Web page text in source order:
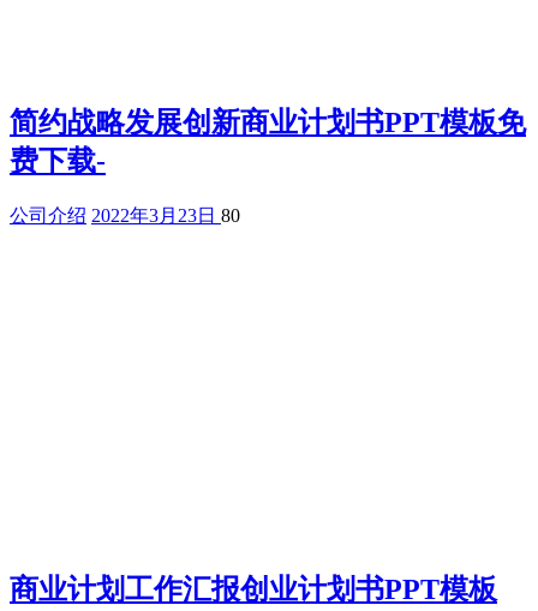
简约战略发展创新商业计划书PPT模板免
费下载-
公司介绍 2022年3月23日 80
商业计划工作汇报创业计划书PPT模板